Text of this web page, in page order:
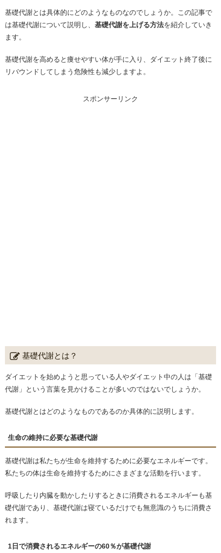
基礎代謝とは具体的にどのようなものなのでしょうか。この記事で
は基礎代謝について説明し、 基礎代謝を上げる方法を紹介していき
ます。
基礎代謝を高めると痩せやすい体が手に入り、ダイエット終了後に
リバウンドしてしまう危険性も減少しますよ。
スポンサーリンク
基礎代謝とは？
ダイエットを始めようと思っている人やダイエット中の人は「基礎
代謝」という言葉を見かけることが多いのではないでしょうか。
基礎代謝とはどのようなものであるのか具体的に説明します。
生命の維持に必要な基礎代謝
基礎代謝は私たちが生命を維持するために必要なエネルギーです。
私たちの体は生命を維持するためにさまざまな活動を行います。
呼吸したり内臓を動かしたりするときに消費されるエネルギーも基
礎代謝であり、基礎代謝は寝ているだけでも無意識のうちに消費さ
れます。
1日で消費されるエネルギーの60％が基礎代謝